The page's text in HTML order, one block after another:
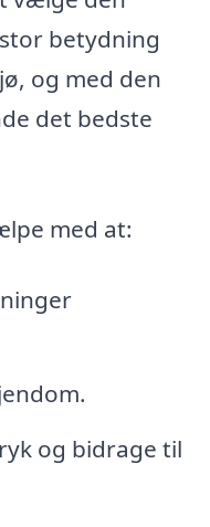
betydning
og med den
det bedste
med at:
og bidrage til